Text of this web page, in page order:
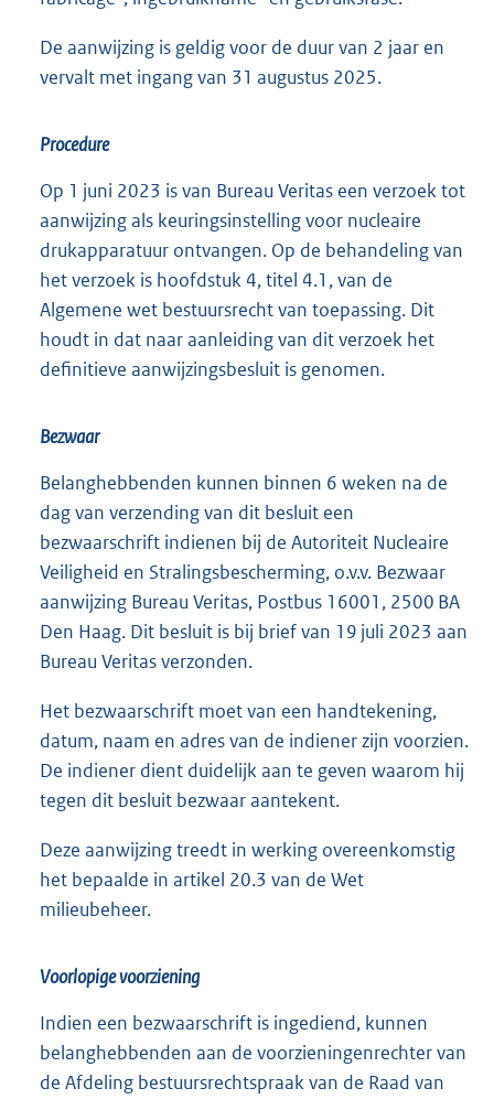
De aanwijzing is geldig voor de duur van 2 jaar en
vervalt met ingang van 31 augustus 2025.
Procedure
Op 1 juni 2023 is van Bureau Veritas een verzoek tot
aanwijzing als keuringsinstelling voor nucleaire
drukapparatuur ontvangen. Op de behandeling van
het verzoek is hoofdstuk 4, titel 4.1, van de
Algemene wet bestuursrecht van toepassing. Dit
houdt in dat naar aanleiding van dit verzoek het
definitieve aanwijzingsbesluit is genomen.
Bezwaar
Belanghebbenden kunnen binnen 6 weken na de
dag van verzending van dit besluit een
bezwaarschrift indienen bij de Autoriteit Nucleaire
Veiligheid en Stralingsbescherming, o.v.v. Bezwaar
aanwijzing Bureau Veritas, Postbus 16001, 2500 BA
Den Haag. Dit besluit is bij brief van 19 juli 2023 aan
Bureau Veritas verzonden.
Het bezwaarschrift moet van een handtekening,
datum, naam en adres van de indiener zijn voorzien.
De indiener dient duidelijk aan te geven waarom hij
tegen dit besluit bezwaar aantekent.
Deze aanwijzing treedt in werking overeenkomstig
het bepaalde in artikel 20.3 van de Wet
milieubeheer.
Voorlopige voorziening
Indien een bezwaarschrift is ingediend, kunnen
belanghebbenden aan de voorzieningenrechter van
de Afdeling bestuursrechtspraak van de Raad van